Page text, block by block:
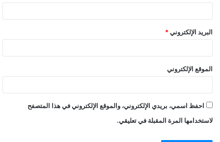
البريد الإلكتروني *
الموقع الإلكتروني
احفظ اسمي، بريدي الإلكتروني، والموقع الإلكتروني في هذا المتصفح
لاستخدامها المرة المقبلة في تعليقي.